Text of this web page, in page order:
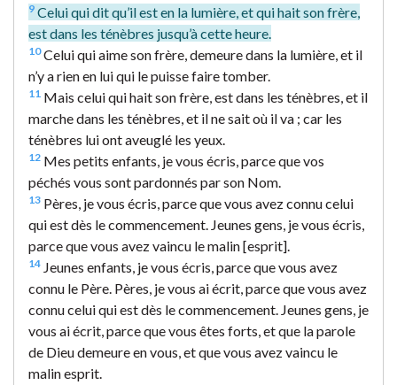
9 Celui qui dit qu’il est en la lumière, et qui hait son frère,
est dans les ténèbres jusqu’à cette heure.
10Celui qui aime son frère, demeure dans la lumière, et il
n’y a rien en lui qui le puisse faire tomber.
11 Mais celui qui hait son frère, est dans les ténèbres, et il
marche dans les ténèbres, et il ne sait où il va ; car les
ténèbres lui ont aveuglé les yeux.
12 Mes petits enfants, je vous écris, parce que vos
péchés vous sont pardonnés par son Nom.
13 Pères, je vous écris, parce que vous avez connu celui
qui est dès le commencement. Jeunes gens, je vous écris,
parce que vous avez vaincu le malin [esprit].
14 Jeunes enfants, je vous écris, parce que vous avez
connu le Père. Pères, je vous ai écrit, parce que vous avez
connu celui qui est dès le commencement. Jeunes gens, je
vous ai écrit, parce que vous êtes forts, et que la parole
de Dieu demeure en vous, et que vous avez vaincu le
malin esprit.